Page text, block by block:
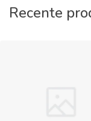
Recente